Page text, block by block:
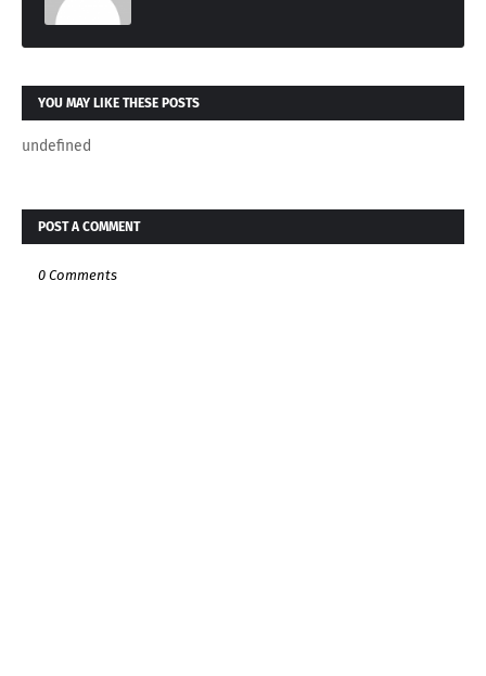
YOU MAY LIKE THESE POSTS
undefined
POST A COMMENT
0 Comments